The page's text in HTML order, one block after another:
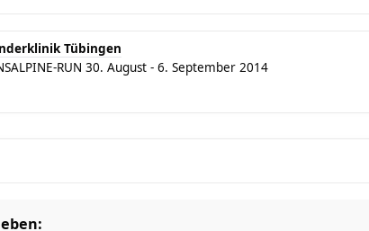
Tübingen
RUN 30. August - 6. September 2014